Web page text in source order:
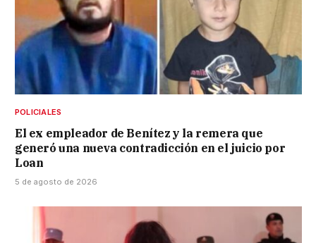
POLICIALES
El ex empleador de Benítez y la remera que
generó una nueva contradicción en el juicio por
Loan
5 de agosto de 2026